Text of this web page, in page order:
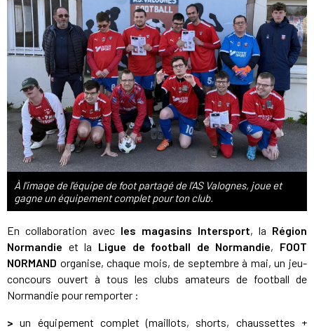
À l'image de l'équipe de foot partagé de l'AS Valognes, joue et
gagne un équipement complet pour ton club.
En collaboration avec les magasins Intersport, la Région
Normandie et la Ligue de football de Normandie, FOOT
NORMAND organise, chaque mois, de septembre à mai, un jeu-
concours ouvert à tous les clubs amateurs de football de
Normandie pour remporter :
> un équipement complet (maillots, shorts, chaussettes +